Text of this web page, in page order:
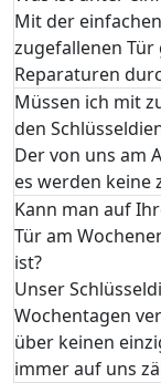
Mit der
zugefallenen
Reparaturen
Müssen ich mit
den
Der von uns am
es werden keine
Kann man auf
Tür am
ist?
Unser
Wochentagen
über keinen
immer auf uns